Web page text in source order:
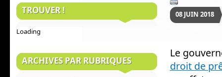
08 JUIN 2018
Le
droit de
TROUVER !
Loading
ARCHIVES PAR RUBRIQUES